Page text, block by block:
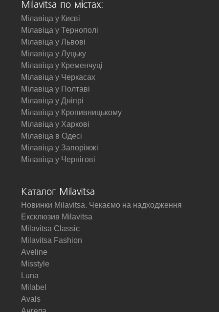
Milavitsa по містах:
Мілавіца у Києві
Мілавіца у Тернополі
Мілавіца у Львові
Мілавіца у Луцьку
Мілавіца у Кременчуці
Мілавіца у Черкасах
Мілавіца у Полтаві
Мілавіца у Дніпрі
Мілавіца у Кропивницькому
Мілавіца у Харкові
Мілавіца в Одесі
Мілавіца у Запоріжжі
Мілавіца у Чернігові
Каталог Milavitsa
Новинки Milavitsa. Чекаємо на надходження
Ексклюзив Milavitsa
Milavitsa Classic
Milavitsa Fashion
Aveline
Misstyle
Luna
Milabel
Avals